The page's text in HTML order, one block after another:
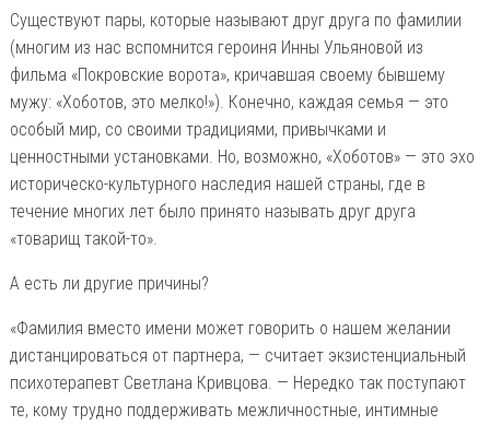
Существуют пары, которые называют друг друга по фамилии
(многим из нас вспомнится героиня Инны Ульяновой из
фильма «Покровские ворота», кричавшая своему бывшему
мужу: «Хоботов, это мелко!»). Конечно, каждая семья — это
особый мир, со своими традициями, привычками и
ценностными установками. Но, возможно, «Хоботов» — это эхо
историческо-культурного наследия нашей страны, где в
течение многих лет было принято называть друг друга
«товарищ такой-то».
А есть ли другие причины?
«Фамилия вместо имени может говорить о нашем желании
дистанцироваться от партнера, — считает экзистенциальный
психотерапевт Светлана Кривцова. — Нередко так поступают
те, кому трудно поддерживать межличностные, интимные